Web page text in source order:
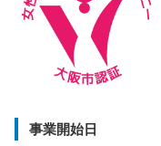
事業開始日